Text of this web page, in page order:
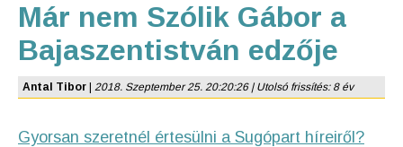
Már nem Szólik Gábor a
Bajaszentistván edzője
Antal Tibor 2018. Szeptember 25. 20:20:26 | Utolsó frissítés: 8 év
Gyorsan szeretnél értesülni a Sugópart híreiről?